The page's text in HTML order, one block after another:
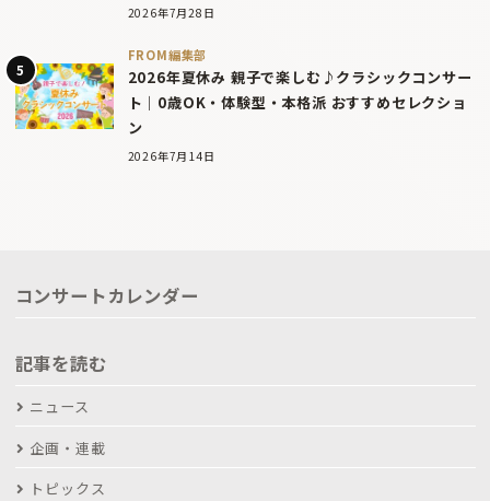
2026年7月28日
FROM編集部
2026年夏休み 親子で楽しむ♪クラシックコンサー
ト｜0歳OK・体験型・本格派 おすすめセレクショ
ン
2026年7月14日
コンサートカレンダー
記事を読む
ニュース
企画・連載
トピックス